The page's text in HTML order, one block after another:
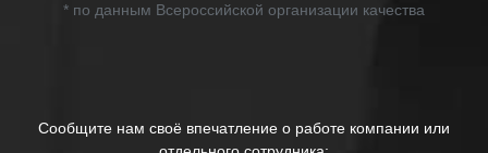
* по данным Всероссийской организации качества
Сообщите нам своё впечатление о работе компании или